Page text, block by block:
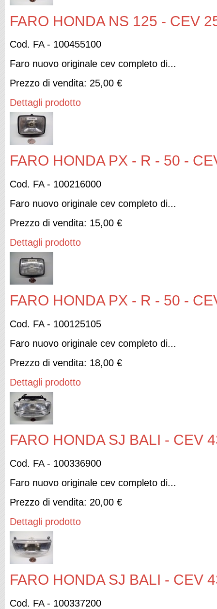
FARO HONDA NS 125 - CEV
Cod. FA - 100455100
Faro nuovo originale cev completo di...
Prezzo di vendita: 25,00 €
Dettagli prodotto
FARO HONDA PX - R - 50 -
Cod. FA - 100216000
Faro nuovo originale cev completo di...
Prezzo di vendita: 15,00 €
Dettagli prodotto
FARO HONDA PX - R - 50 -
Cod. FA - 100125105
Faro nuovo originale cev completo di...
Prezzo di vendita: 18,00 €
Dettagli prodotto
FARO HONDA SJ BALI - CEV
Cod. FA - 100336900
Faro nuovo originale cev completo di...
Prezzo di vendita: 20,00 €
Dettagli prodotto
FARO HONDA SJ BALI - CEV
Cod. FA - 100337200